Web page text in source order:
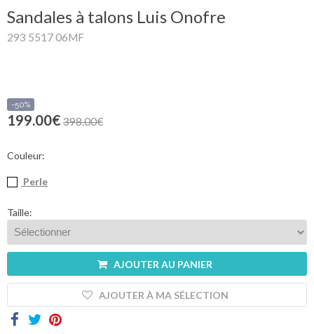
Sandales à talons Luis Onofre
293 5517 06MF
-50%
199.00€ 398.00€
Couleur:
Perle
Taille:
AJOUTER AU PANIER
AJOUTER À MA SÉLECTION